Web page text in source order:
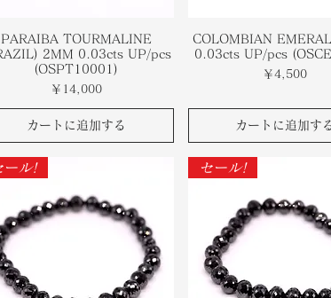
PARAIBA TOURMALINE
2MM 0.03cts UP/pcs
(OSPT10001)
価格
￥14,000
カートに追加する
COLOMBIAN
0.03cts UP/pcs
価格
￥4,500
カートに追加す
ール! セール!